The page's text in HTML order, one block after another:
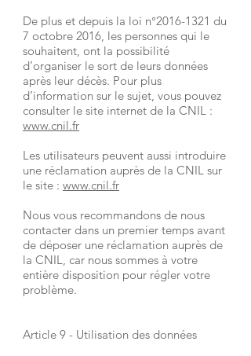
De plus et depuis la loi n°2016-1321 du
7 octobre 2016, les personnes qui le
souhaitent, ont la possibilité
d’organiser le sort de leurs données
après leur décès. Pour plus
d’information sur le sujet, vous pouvez
consulter le site internet de la CNIL :
www.cnil.fr
Les utilisateurs peuvent aussi introduire
une réclamation auprès de la CNIL sur
le site : www.cnil.fr
Nous vous recommandons de nous
contacter dans un premier temps avant
de déposer une réclamation auprès de
la CNIL, car nous sommes à votre
entière disposition pour régler votre
problème.
Article 9 - Utilisation des données